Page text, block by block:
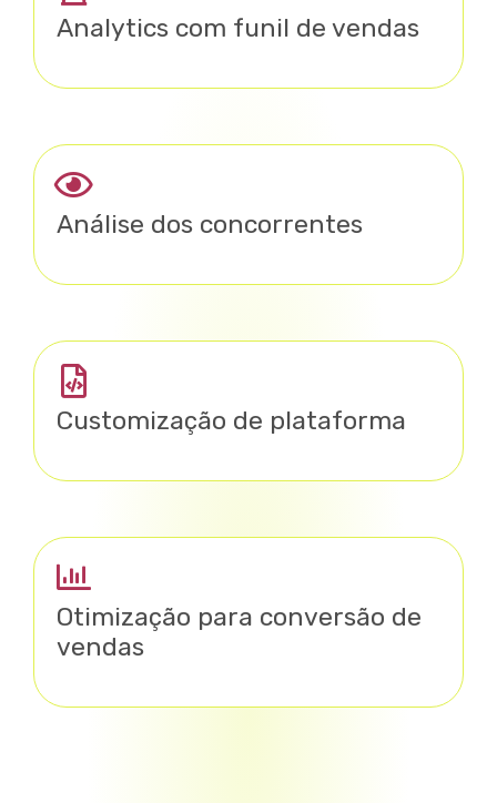
Analytics com funil de vendas
Análise dos concorrentes
Customização de plataforma
Otimização para conversão de
vendas